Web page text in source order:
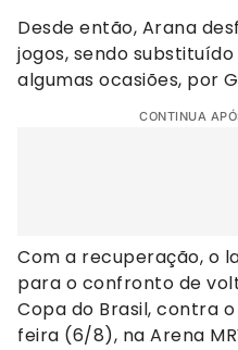
Desde então, Arana
jogos, sendo
algumas ocasiões, por
CONTINUA
Com a recuperação, o
para o confronto de
Copa do Brasil, contra
feira (6/8), na Arena